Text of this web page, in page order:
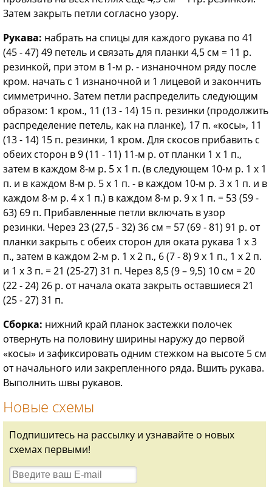
Затем закрыть петли согласно узору.
Рукава: набрать на спицы для каждого рукава по 41
(45 - 47) 49 петель и связать для планки 4,5 см = 11 р.
резинкой, при этом в 1-м р. - изнаночном ряду после
кром. начать с 1 изнаночной и 1 лицевой и закончить
симметрично. Затем петли распределить следующим
образом: 1 кром., 11 (13 - 14) 15 п. резинки (продолжить
распределение петель, как на планке), 17 п. «косы», 11
(13 - 14) 15 п. резинки, 1 кром. Для скосов прибавить с
обеих сторон в 9 (11 - 11) 11-м р. от планки 1 х 1 п.,
затем в каждом 8-м р. 5 х 1 п. (в следующем 10-м р. 1 х 1
п. и в каждом 8-м р. 5 х 1 п. - в каждом 10-м р. 3 х 1 п. и в
каждом 8-м р. 4 х 1 п.) в каждом 8-м р. 9 х 1 п. = 53 (59 -
63) 69 п. Прибавленные петли включать в узор
резинки. Через 23 (27,5 - 32) 36 см = 57 (69 - 81) 91 р. от
планки закрыть с обеих сторон для оката рукава 1 х 3
п., затем в каждом 2-м р. 1 х 2 п., 6 (7 - 8) 9 x 1 п., 1 x 2 п.
и 1 x 3 п. = 21 (25-27) 31 п. Через 8,5 (9 – 9,5) 10 см = 20
(22 - 24) 26 р. от начала оката закрыть оставшиеся 21
(25 - 27) 31 п.
Сборка: нижний край планок застежки полочек
отвернуть на половину ширины наружу до первой
«косы» и зафиксировать одним стежком на высоте 5 см
от начального или закрепленного ряда. Вшить рукава.
Выполнить швы рукавов.
Новые схемы
Подпишитесь на рассылку и узнавайте о новых
схемах первыми!